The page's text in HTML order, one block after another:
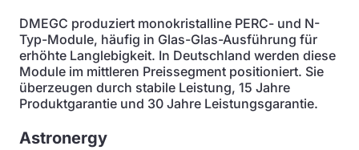
DMEGC produziert monokristalline PERC- und N-
Typ-Module, häufig in Glas-Glas-Ausführung für
erhöhte Langlebigkeit. In Deutschland werden diese
Module im mittleren Preissegment positioniert. Sie
überzeugen durch stabile Leistung, 15 Jahre
Produktgarantie und 30 Jahre Leistungsgarantie.
Astronergy